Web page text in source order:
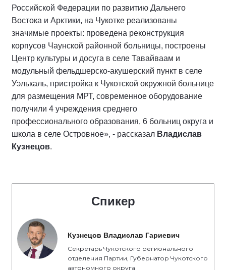
Российской Федерации по развитию Дальнего
Востока и Арктики, на Чукотке реализованы
значимые проекты: проведена реконструкция
корпусов Чаунской районной больницы, построены
Центр культуры и досуга в селе Тавайваам и
модульный фельдшерско-акушерский пункт в селе
Уэлькаль, пристройка к Чукотской окружной больнице
для размещения МРТ, современное оборудование
получили 4 учреждения среднего
профессионального образования, 6 больниц округа и
школа в селе Островное», - рассказал Владислав
Кузнецов.
Спикер
Кузнецов Владислав Гариевич
Секретарь Чукотского регионального
отделения Партии, Губернатор Чукотского
автономного округа